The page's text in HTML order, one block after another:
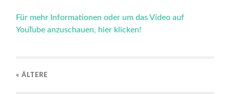
Für mehr Informationen oder um das Video auf
YouTube anzuschauen, hier klicken!
« ÄLTERE